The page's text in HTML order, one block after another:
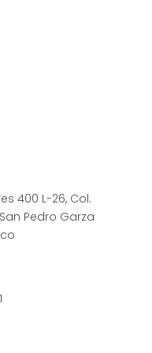
400 L-26, Col.
San Pedro Garza